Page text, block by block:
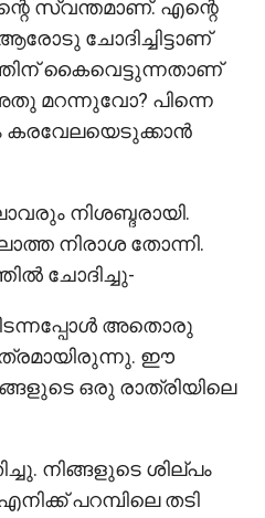
സ്വന്തമാണ്. എന്റെ
ചോദിച്ചിട്ടാണ്
കൈവെട്ടുന്നതാണ്
മറന്നുവോ? പിന്നെ
കരവേലയെടുക്കാൻ
നിശബ്ദരായി.
നിരാശ തോന്നി.
ചോദിച്ചു-
അതൊരു
ഈ
ഒരു രാത്രിയിലെ
നിങ്ങളുടെ ശില്പം
പറമ്പിലെ തടി